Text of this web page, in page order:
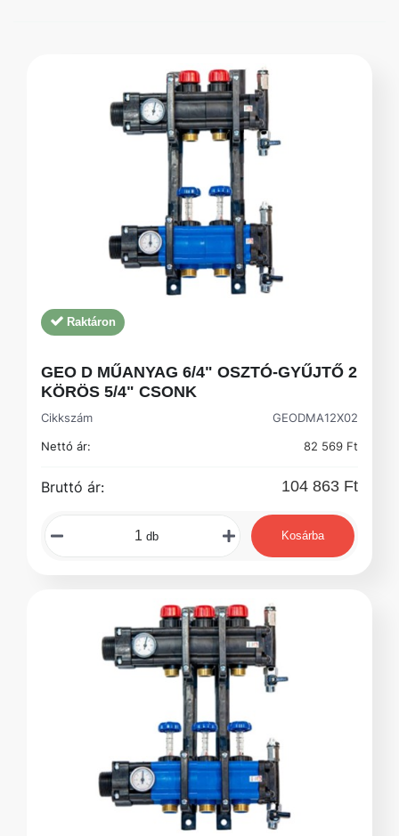
Raktáron
GEO D MŰANYAG 6/4" OSZTÓ-GYŰJTŐ 2
KÖRÖS 5/4" CSONK
Cikkszám
GEODMA12X02
Nettó ár:
82 569 Ft
Bruttó ár: 104 863 Ft
db Kosárba